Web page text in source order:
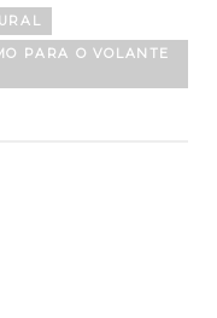
PARA O VOLANTE